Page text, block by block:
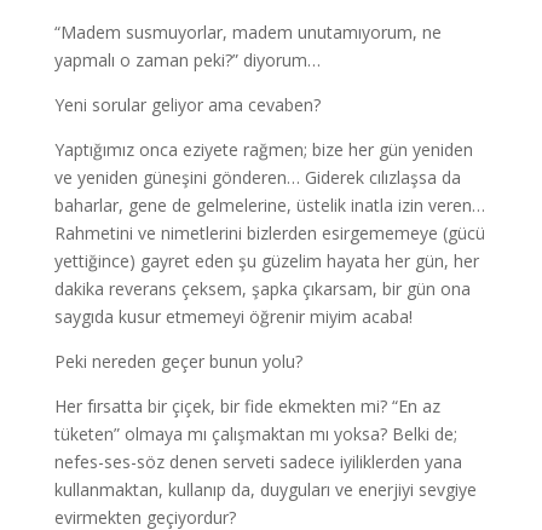
“Madem susmuyorlar, madem unutamıyorum, ne
yapmalı o zaman peki?” diyorum…
Yeni sorular geliyor ama cevaben?
Yaptığımız onca eziyete rağmen; bize her gün yeniden
ve yeniden güneşini gönderen… Giderek cılızlaşsa da
baharlar, gene de gelmelerine, üstelik inatla izin veren…
Rahmetini ve nimetlerini bizlerden esirgememeye (gücü
yettiğince) gayret eden şu güzelim hayata her gün, her
dakika reverans çeksem, şapka çıkarsam, bir gün ona
saygıda kusur etmemeyi öğrenir miyim acaba!
Peki nereden geçer bunun yolu?
Her fırsatta bir çiçek, bir fide ekmekten mi? “En az
tüketen” olmaya mı çalışmaktan mı yoksa? Belki de;
nefes-ses-söz denen serveti sadece iyiliklerden yana
kullanmaktan, kullanıp da, duyguları ve enerjiyi sevgiye
evirmekten geçiyordur?